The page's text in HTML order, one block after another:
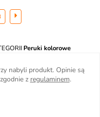
Peruki kolorowe
nabyli produkt. Opinie są
z regulaminem.